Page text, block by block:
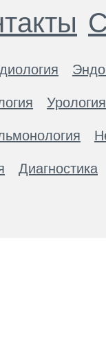
Урология
Диагностика